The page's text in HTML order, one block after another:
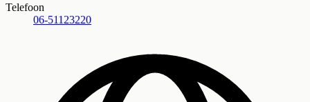
Telefoon
06-51123220